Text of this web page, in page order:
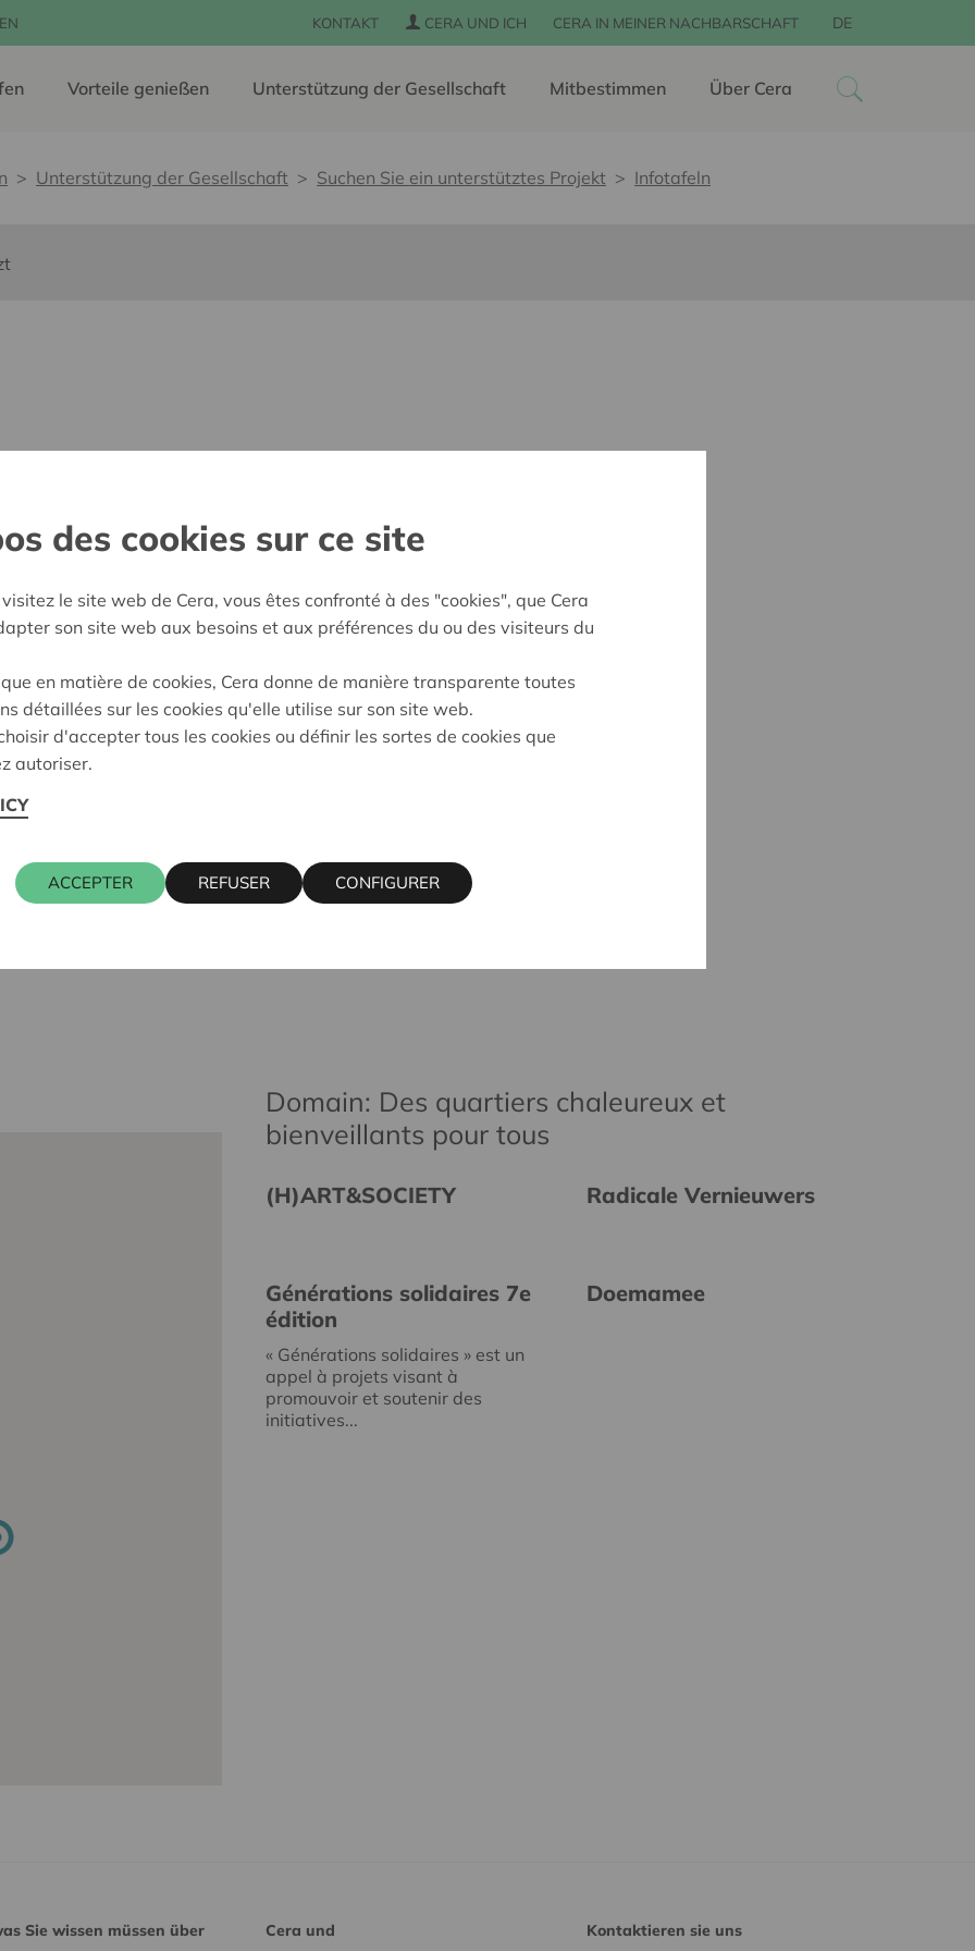
KONTAKT CERA UND ICH CERA IN MEINER NACHBARSCHAFT DE
Vorteile genießen Unterstützung der Gesellschaft Mitbestimmen Über Cera
Unterstützung der Gesellschaft Suchen Sie ein unterstütztes Projekt Infotafeln
tous
Approved
Domain: Des quartiers chaleureux et
bienveillants pour tous
(H)ART&SOCIETY Radicale Vernieuwers
Générations solidaires 7e
édition
« Générations solidaires » est un
appel à projets visant à
promouvoir et soutenir des
initiatives...
Doemamee
Sie wissen müssen über Cera und Kontaktieren sie uns
des cookies sur ce site
le site web de Cera, vous êtes confronté à des "cookies", que Cera
son site web aux besoins et aux préférences du ou des visiteurs du
en matière de cookies, Cera donne de manière transparente toutes
détaillées sur les cookies qu'elle utilise sur son site web.
d'accepter tous les cookies ou définir les sortes de cookies que
autoriser.
ACCEPTER REFUSER CONFIGURER